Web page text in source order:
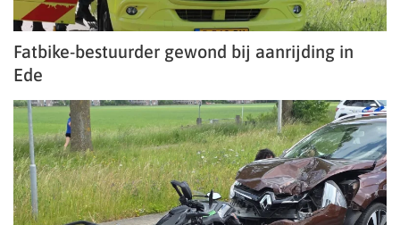
Fatbike-bestuurder gewond bij aanrijding in
Ede